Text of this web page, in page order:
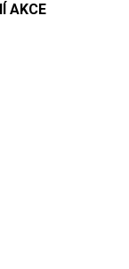
AKCE